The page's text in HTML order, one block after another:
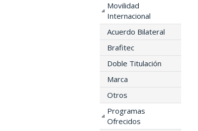
Movilidad
Internacional
Acuerdo Bilateral
Brafitec
Doble Titulación
Marca
Otros
Programas
Ofrecidos